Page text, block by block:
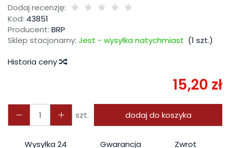
Dodaj recenzję:
Kod: 43851
Producent: BRP
Sklep stacjonarny: Jest - wysyłka natychmiast (1 szt.)
Historia ceny
15,20 zł
szt. dodaj do koszyka
Wysyłka 24 Gwarancja Zwrot